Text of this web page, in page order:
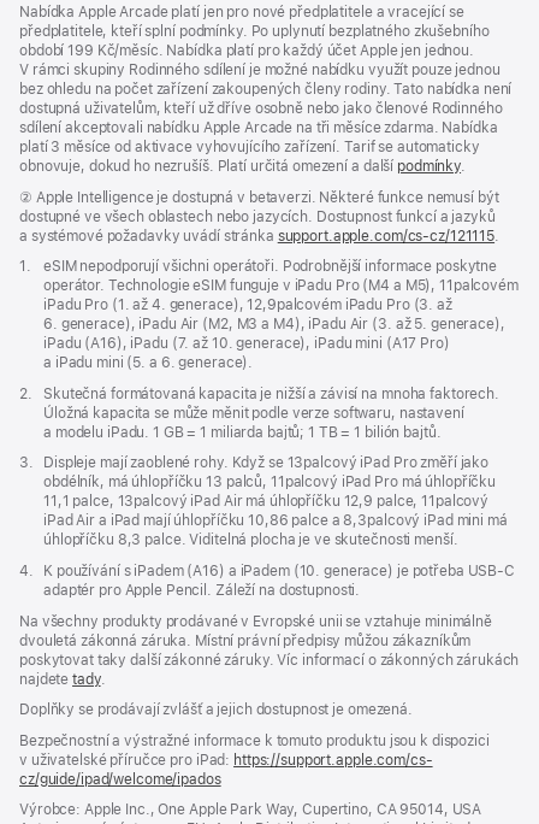
Nabídka Apple Arcade platí jen pro nové předplatitele a vracející se
předplatitele, kteří splní podmínky. Po uplynutí bezplatného zkušebního
období 199 Kč/měsíc. Nabídka platí pro každý účet Apple jen jednou.
V rámci skupiny Rodinného sdílení je možné nabídku využít pouze jednou
bez ohledu na počet zařízení zakoupených členy rodiny. Tato nabídka není
dostupná uživatelům, kteří už dříve osobně nebo jako členové Rodinného
sdílení akceptovali nabídku Apple Arcade na tři měsíce zdarma. Nabídka
platí 3 měsíce od aktivace vyhovujícího zařízení. Tarif se automaticky
obnovuje, dokud ho nezrušíš. Platí určitá omezení a další podmínky.
Poznámka
② Apple Intelligence je dostupná v betaverzi. Některé funkce nemusí být
dostupné ve všech oblastech nebo jazycích. Dostupnost funkcí a jazyků
a systémové požadavky uvádí stránka support.apple.com/cs-cz/121115
v
okně)
Poznámka
1.
eSIM nepodporují všichni operátoři. Podrobnější informace poskytne
operátor. Technologie eSIM funguje v iPadu Pro (M4 a M5), 11palcovém
iPadu Pro (1. až 4. generace), 12,9palcovém iPadu Pro (3. až
6. generace), iPadu Air (M2, M3 a M4), iPadu Air (3. až 5. generace),
iPadu (A16), iPadu (7. až 10. generace), iPadu mini (A17 Pro)
a iPadu mini (5. a 6. generace).
Poznámka
2.
Skutečná formátovaná kapacita je nižší a závisí na mnoha faktorech.
Úložná kapacita se může měnit podle verze softwaru, nastavení
a modelu iPadu. 1 GB = 1 miliarda bajtů; 1 TB = 1 bilión bajtů.
Poznámka
3.
Displeje mají zaoblené rohy. Když se 13palcový iPad Pro změří jako
obdélník, má úhlopříčku 13 palců, 11palcový iPad Pro má úhlopříčku
11,1 palce, 13palcový iPad Air má úhlopříčku 12,9 palce, 11palcový
iPad Air a iPad mají úhlopříčku 10,86 palce a 8,3palcový iPad mini má
úhlopříčku 8,3 palce. Viditelná plocha je ve skutečnosti menší.
Poznámka
4.
K používání s iPadem (A16) a iPadem (10. generace) je potřeba USB‑C
adaptér pro Apple Pencil. Záleží na dostupnosti.
Na všechny produkty prodávané v Evropské unii se vztahuje minimálně
dvouletá zákonná záruka. Místní právní předpisy můžou zákazníkům
poskytovat taky další zákonné záruky. Víc informací o zákonných zárukách
najdetetady.
Doplňky se prodávají zvlášť a jejich dostupnost je omezená.
Bezpečnostní a výstražné informace k tomuto produktu jsou k dispozici
v uživatelské příručce pro iPad: https://support.apple.com/cs-
cz/guide/ipad/welcome/ipados(otevře
v novém
Výrobce: Apple Inc., One Apple Park Way, Cupertino, CA 95014, USA